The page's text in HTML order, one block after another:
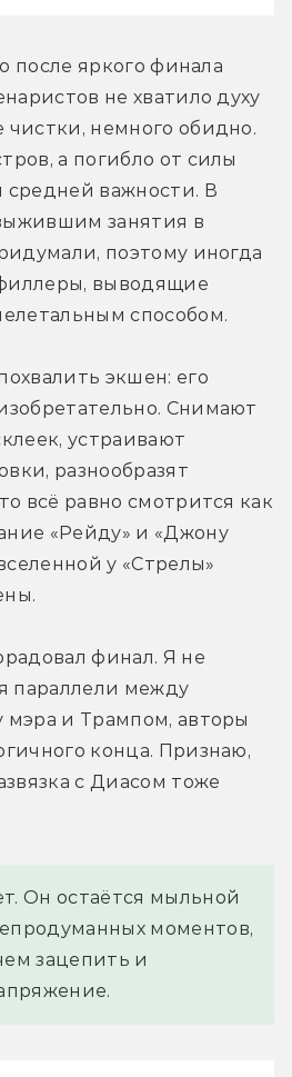
после яркого финала
не хватило духу
чистки, немного обидно.
а погибло от силы
средней важности. В
занятия в
поэтому иногда
выводящие
способом.
экшен: его
Снимают
устраивают
разнообразят
всё равно смотрится как
«Рейду» и «Джону
у «Стрелы»
финал. Я не
параллели между
мэра и Трампом, авторы
конца. Признаю,
с Диасом тоже
Он остаётся мыльной
моментов,
зацепить и